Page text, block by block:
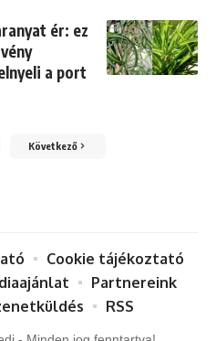
ér: ez
a port
Következő
Cookie tájékoztató
Partnereink
RSS